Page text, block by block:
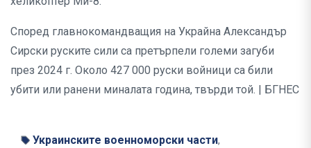
Според главнокомандващия на Украйна Александър
Сирски руските сили са претърпели големи загуби
през 2024 г. Около 427 000 руски войници са били
убити или ранени миналата година, твърди той. | БГНЕС
Украинските военноморски части,